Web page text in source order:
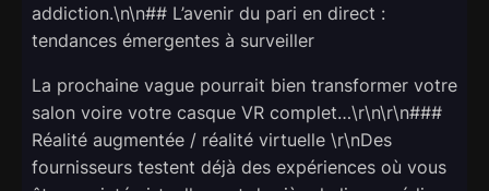
addiction.\n\n## L’avenir du pari en direct :
tendances émergentes à surveiller
La prochaine vague pourrait bien transformer votre
salon voire votre casque VR complet…\r\n\r\n###
Réalité augmentée / réalité virtuelle \r\nDes
fournisseurs testent déjà des expériences où vous